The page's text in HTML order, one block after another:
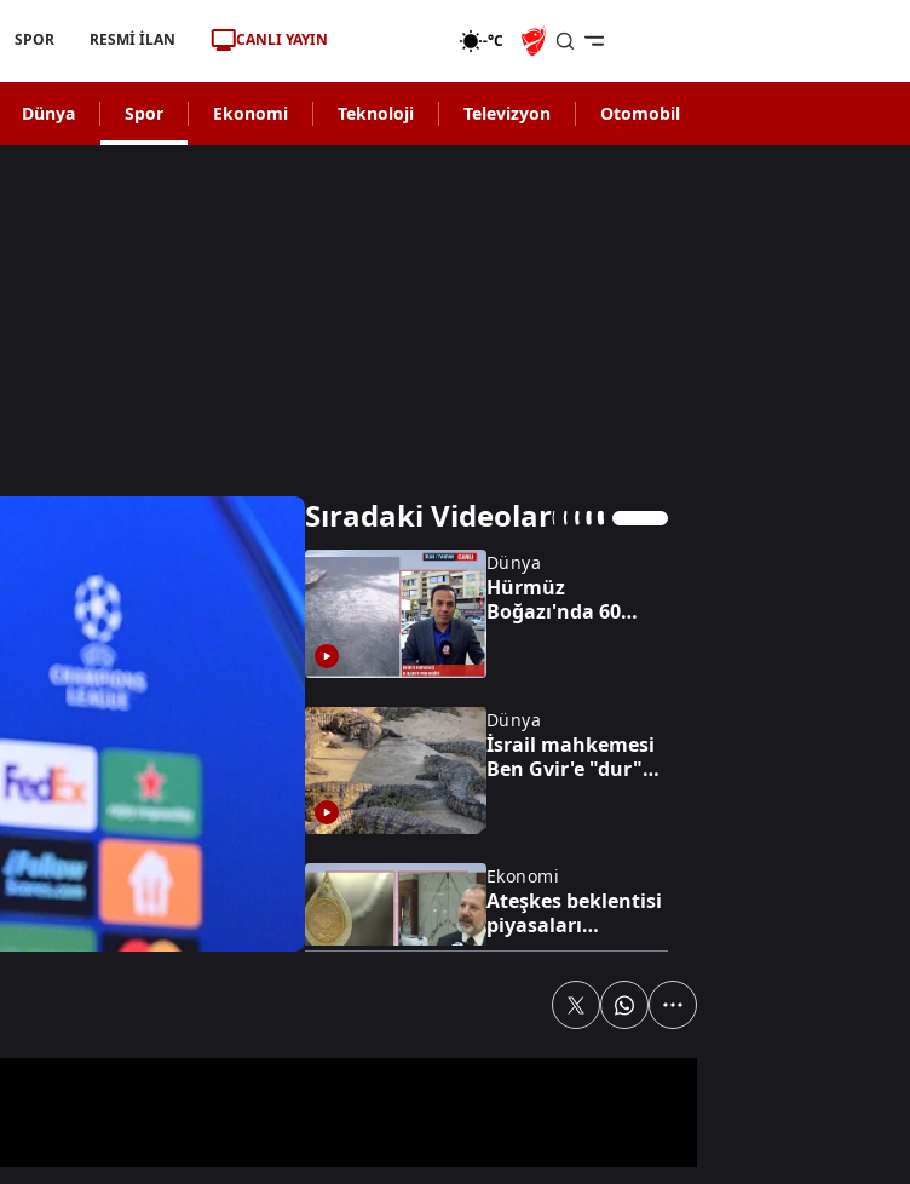
SPOR RESMİ İLAN CANLI YAYIN -°C
Dünya Spor Ekonomi Teknoloji Televizyon Otomobil
Sıradaki Videolar
Dünya
Hürmüz
Boğazı'nda 60
Dünya
İsrail mahkemesi
Ben Gvir'e "dur"
Ekonomi
Ateşkes beklentisi
piyasaları
hareketlendirdi
AK Parti MKYK